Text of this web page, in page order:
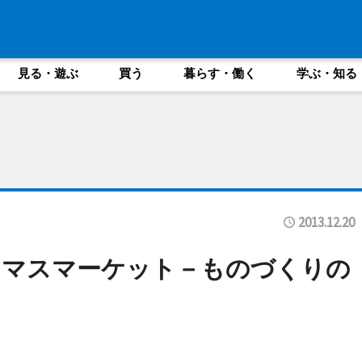
見る・遊ぶ 買う 暮らす・働く 学ぶ・知る
2013.12.20
スマーケット－ものづくりの